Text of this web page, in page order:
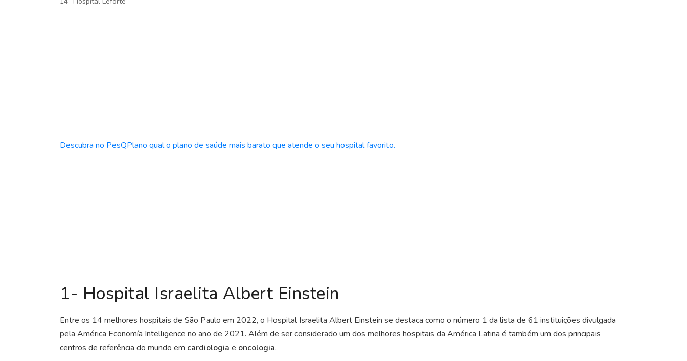
Descubra no PesQPlano qual o plano de saúde mais barato que atende o seu hospital favorito.
1- Hospital Israelita Albert Einstein
Entre os 14 melhores hospitais de São Paulo em 2022, o Hospital Israelita Albert Einstein se destaca como o número 1 da lista de 61 instituições divulgada
pela América Economía Intelligence no ano de 2021. Além de ser considerado um dos melhores hospitais da América Latina é também um dos principais
centros de referência do mundo em cardiologia e oncologia.